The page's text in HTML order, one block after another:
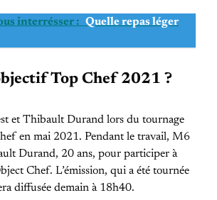
interrésser : Quelle repas léger
Top Chef 2021 ?
et Thibault Durand lors du tournage
en mai 2021. Pendant le travail, M6
Durand, 20 ans, pour participer à
Chef. L’émission, qui a été tournée
diffusée demain à 18h40.